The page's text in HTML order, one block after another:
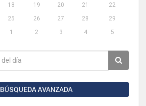
18 19 20 21
22
25 26 27 28
29
1 2 3 4 5
BÚSQUEDA AVANZADA